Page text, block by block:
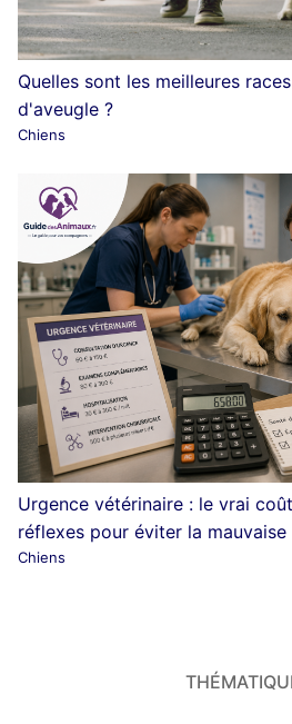
Quelles sont les meilleures
d'aveugle ?
Chiens
Urgence vétérinaire : le vrai
réflexes pour éviter la mauvaise
Chiens